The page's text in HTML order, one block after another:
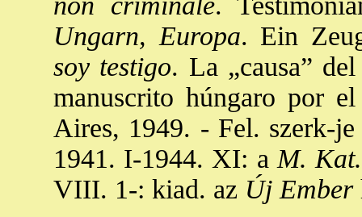
Ungarn, Europa. Ein
soy testigo. La „causa”
manuscrito húngaro por
Aires, 1949. - Fel. szerk-
1941. I-1944. XI: a M.
VIII. 1-: kiad. az Új Ember